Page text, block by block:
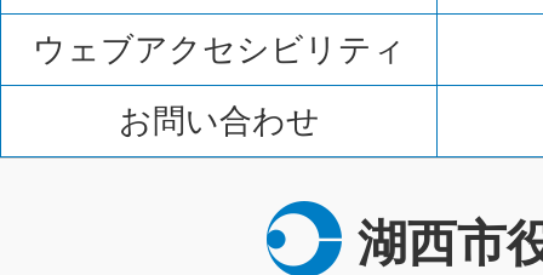
ウェブアクセシビリティ
お問い合わせ
湖西市